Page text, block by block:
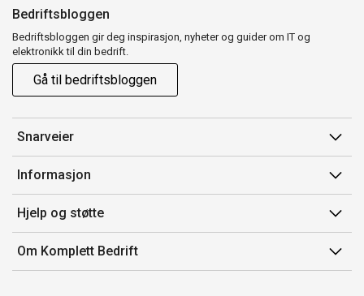
Bedriftsbloggen
Bedriftsbloggen gir deg inspirasjon, nyheter og guider om IT og
elektronikk til din bedrift.
Gå til bedriftsbloggen
Snarveier
Min side
Ordreoversikt
Mine produkter
Informasjon
Salgsbetingelser
Avtalevilkår for Komplett Bedrift Pluss
Produsenter
Hjelp og støtte
Kontakt oss
Retur
Om Komplett Bedrift